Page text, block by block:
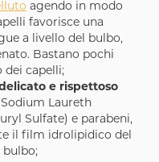
agendo in modo
favorisce una
a livello del bulbo,
Bastano pochi
capelli;
e rispettoso
Laureth
Sulfate) e parabeni,
il film idrolipidico del
bulbo;